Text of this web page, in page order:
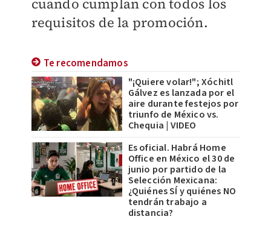
cuando cumplan con todos los
requisitos de la promoción.
Te recomendamos
"¡Quiere volar!"; Xóchitl
Gálvez es lanzada por el
aire durante festejos por
triunfo de México vs.
Chequia | VIDEO
Es oficial. Habrá Home
Office en México el 30 de
junio por partido de la
Selección Mexicana:
¿Quiénes SÍ y quiénes NO
tendrán trabajo a
distancia?